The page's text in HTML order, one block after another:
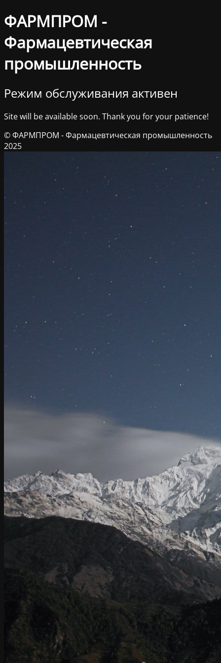
ФАРМПРОМ -
Фармацевтическая
промышленность
Режим обслуживания активен
Site will be available soon. Thank you for your patience!
© ФАРМПРОМ - Фармацевтическая промышленность
2025